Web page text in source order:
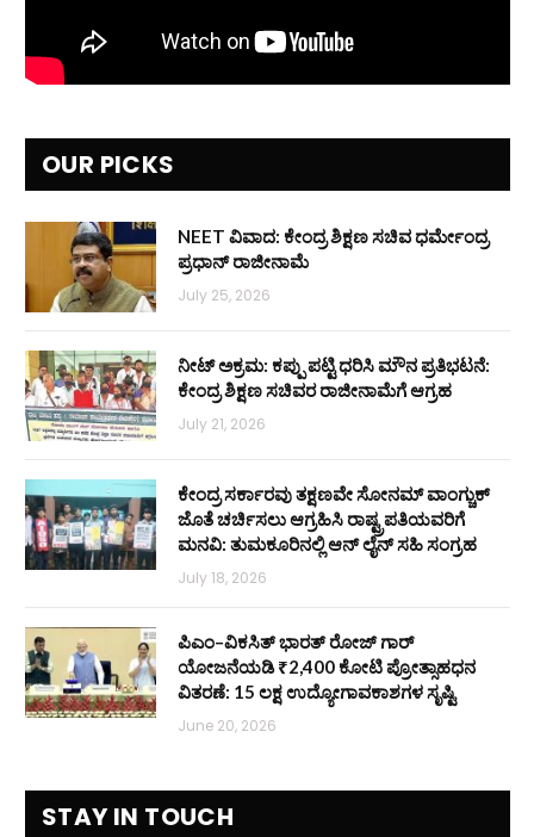
OUR PICKS
NEET ವಿವಾದ: ಕೇಂದ್ರ ಶಿಕ್ಷಣ ಸಚಿವ ಧರ್ಮೇಂದ್ರ
ಪ್ರಧಾನ್ ರಾಜೀನಾಮೆ
July 25, 2026
ನೀಟ್ ಅಕ್ರಮ: ಕಪ್ಪು ಪಟ್ಟಿ ಧರಿಸಿ ಮೌನ ಪ್ರತಿಭಟನೆ:
ಕೇಂದ್ರ ಶಿಕ್ಷಣ ಸಚಿವರ ರಾಜೀನಾಮೆಗೆ ಆಗ್ರಹ
July 21, 2026
ಕೇಂದ್ರ ಸರ್ಕಾರವು ತಕ್ಷಣವೇ ಸೋನಮ್ ವಾಂಗ್ಚುಕ್
ಜೊತೆ ಚರ್ಚಿಸಲು ಆಗ್ರಹಿಸಿ ರಾಷ್ಟ್ರಪತಿಯವರಿಗೆ
ಮನವಿ: ತುಮಕೂರಿನಲ್ಲಿ ಆನ್‌ ಲೈನ್ ಸಹಿ ಸಂಗ್ರಹ
July 18, 2026
ಪಿಎಂ–ವಿಕಸಿತ್ ಭಾರತ್ ರೋಜ್‌ ಗಾರ್
ಯೋಜನೆಯಡಿ ₹2,400 ಕೋಟಿ ಪ್ರೋತ್ಸಾಹಧನ
ವಿತರಣೆ: 15 ಲಕ್ಷ ಉದ್ಯೋಗಾವಕಾಶಗಳ ಸೃಷ್ಟಿ
June 20, 2026
STAY IN TOUCH